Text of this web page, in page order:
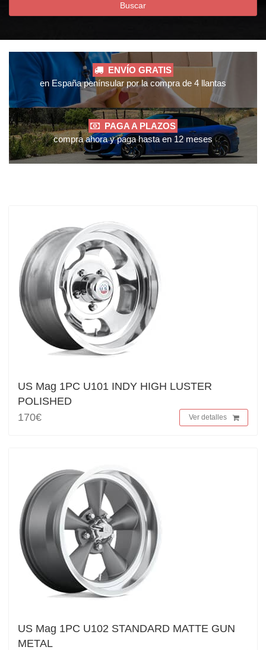
Buscar
ENVÍO GRATIS
en España penínsular por la compra de 4 llantas
PAGA A PLAZOS
compra ahora y paga hasta en 12 meses
US Mag 1PC U101 INDY HIGH LUSTER
POLISHED
170€
Ver detalles
US Mag 1PC U102 STANDARD MATTE GUN
METAL